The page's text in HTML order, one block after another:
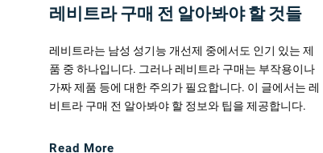
레비트라 구매 전 알아봐야 할 것들
레비트라는 남성 성기능 개선제 중에서도 인기 있는 제
품 중 하나입니다. 그러나 레비트라 구매는 부작용이나
가짜 제품 등에 대한 주의가 필요합니다. 이 글에서는 레
비트라 구매 전 알아봐야 할 정보와 팁을 제공합니다.
Read More